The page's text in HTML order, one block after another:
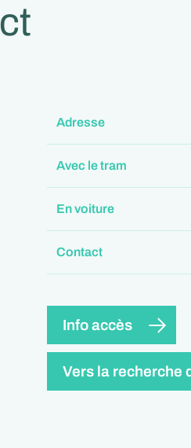
Adresse
Avec le tram
En voiture
Contact
Info accès
Vers la recherche